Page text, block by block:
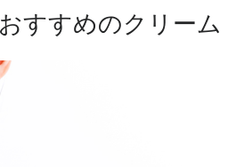
すすめのクリーム